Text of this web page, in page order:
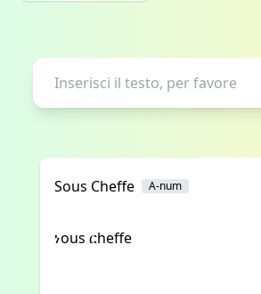
Sous Cheffe A-num
ነous ርheffe